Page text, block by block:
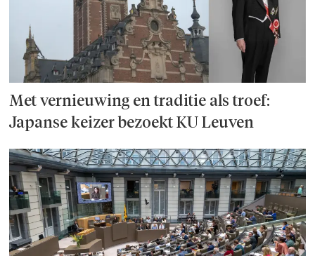
Met vernieuwing en traditie als troef:
Japanse keizer bezoekt KU Leuven